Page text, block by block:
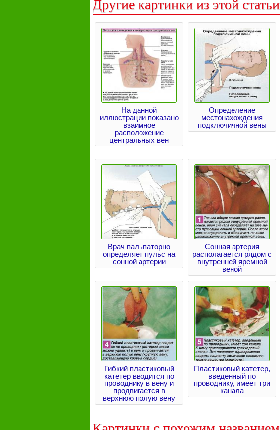
Другие картинки из этой статьи
На данной
иллюстрации показано
взаимное
расположение
центральных вен
Определение
местонахождения
подключичной вены
Врач пальпаторно
определяет пульс на
сонной артерии
Сонная артерия
располагается рядом с
внутренней яремной
веной
Гибкий пластиковый
катетер вводится по
проводнику в вену и
продвигается в
верхнюю полую вену
Пластиковый катетер,
введенный по
проводнику, имеет три
канала